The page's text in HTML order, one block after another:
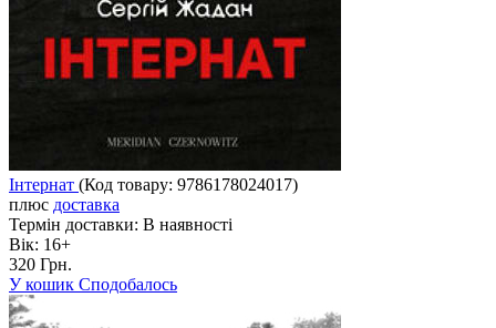
Інтернат (Код товару: 9786178024017)
плюс доставка
Термін доставки: В наявності
Вік: 16+
320 Грн.
У кошик Сподобалось